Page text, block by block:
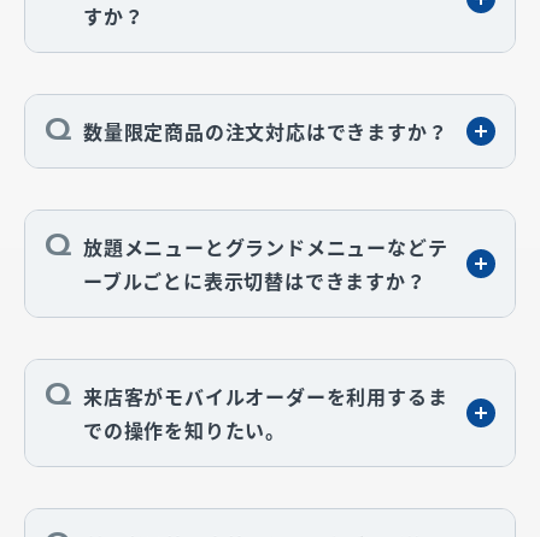
すか？
数量限定商品の注文対応はできますか？
放題メニューとグランドメニューなどテ
ーブルごとに表示切替はできますか？
来店客がモバイルオーダーを利用するま
での操作を知りたい。